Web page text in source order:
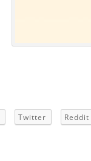
Twitter Reddit